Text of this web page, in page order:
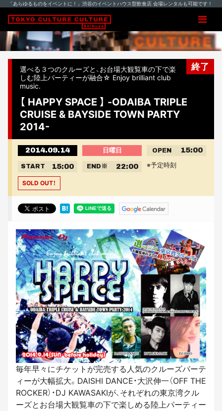
「あらゆるものをイベントに！」渋谷のイベントハウス型飲食店 会場レンタルも可能です！
終了
選べる３つのクルーズと、お台場大観覧車の下で楽
しむ陸上パーティーが融合☆ Enjoy brilliant club
music.
【 HAPPY SPACE 】 -ODAIBA TRIPLE
CRUISE & BAYSIDE TOWN PARTY
2014-
2014.09.14 日曜日 OPEN 15:00
START 15:00 END ※ 22:00 ※予定時刻
SOLD OUT！
毎年早々にチケットが完売する人気のクルーズパーテ
ィーが大幅拡大。DAISHI DANCE・大沢伸一（OFF THE
ROCKER）・DJ KAWASAKIが、それぞれの東京湾クル
ーズとお台場大観覧車の下で楽しめる陸上パーティー